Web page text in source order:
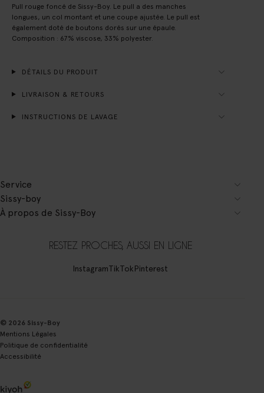
Pull rouge foncé de Sissy-Boy. Le pull a des manches
longues, un col montant et une coupe ajustée. Le pull est
également doté de boutons dorés sur une épaule.
Composition : 67% viscose, 33% polyester.
DÉTAILS DU PRODUIT
LIVRAISON & RETOURS
INSTRUCTIONS DE LAVAGE
Service
Sissy-boy
À propos de Sissy-Boy
RESTEZ PROCHES, AUSSI EN LIGNE
InstagramTikTokPinterest
© 2026 Sissy-Boy
Mentions Légales
Politique de confidentialité
Accessibilité